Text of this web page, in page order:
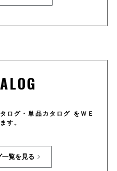
ログ・単品カタログ をＷＥ
す。
一覧を見る